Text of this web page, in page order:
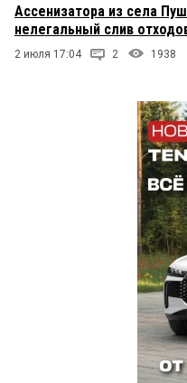
Ассенизатора из села
нелегальный слив
2 июля 17:04 2 1938